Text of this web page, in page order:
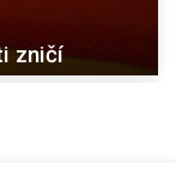
zničí